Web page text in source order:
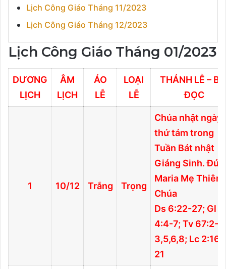
Lịch Công Giáo Tháng 11/2023
Lịch Công Giáo Tháng 12/2023
Lịch Công Giáo Tháng 01/2023
DƯƠNG
LỊCH
ÂM
LỊCH
ÁO
LỄ
LOẠI
LỄ
THÁNH LỄ –
ĐỌC
1 10/12 Trắng Trọng
Chúa nhật ngày
thứ tám trong
Tuần Bát nhật
Giáng Sinh. Đức
Maria Mẹ Thiên
Chúa
Ds 6:22-27; Gl
4:4-7; Tv 67:2-
3,5,6,8; Lc 2:16-
21